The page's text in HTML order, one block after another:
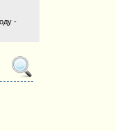
-